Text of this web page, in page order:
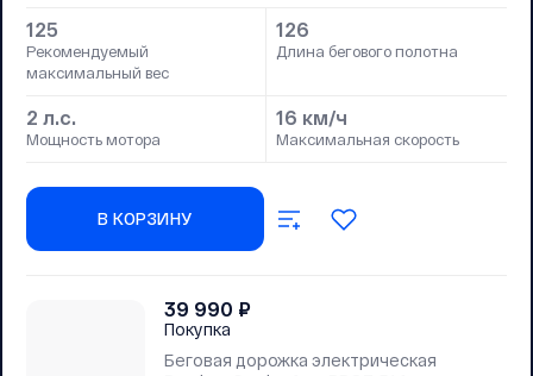
125
Рекомендуемый
максимальный вес
126
Длина бегового полотна
2 л.с.
Мощность мотора
16 км/ч
Максимальная скорость
В КОРЗИНУ
39 990 ₽
Покупка
Беговая дорожка электрическая